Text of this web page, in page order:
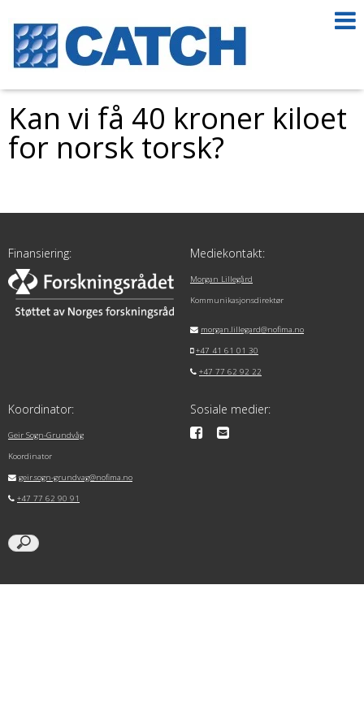
Kan vi få 40 kroner kiloet
for norsk torsk?
Finansiering: Mediekontakt:
Morgan Lillegård
Kommunikasjonsdirektør
morgan.lillegard@nofima.no
+47 41 61 01 30
+47 77 62 92 22
Koordinator:
Geir Sogn-Grundvåg
Koordinator
geir.sogn-grundvag@nofima.no
+47 77 62 90 91
Sosiale medier: